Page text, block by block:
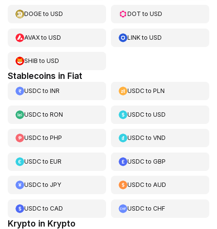
DOGEto USD DOT toUSD
AVAXto USD LINKtoUSD
SHIB to USD
Stablecoins in Fiat
USDCto INR USDCtoPLN
USDCto RON USDCtoUSD
USDCto PHP USDCtoVND
USDCto EUR USDCtoGBP
USDCto JPY USDCtoAUD
USDCto CAD USDCtoCHF
Krypto in Krypto